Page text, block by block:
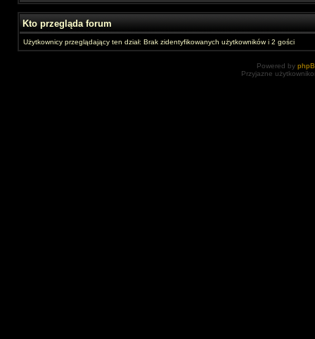
Kto przegląda forum
Użytkownicy przeglądający ten dział: Brak zidentyfikowanych użytkowników i 2 gości
Powered by
Przyjazne